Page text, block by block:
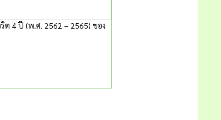
ต 4 ปี (พ.ศ. 2562 – 2565) ของ